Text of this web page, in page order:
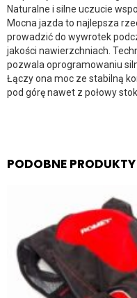
Naturalne i silne uczucie
Mocna jazda to najlepsza
prowadzić do wywrotek
jakości nawierzchniach.
pozwala oprogramowaniu
Łączy ona moc ze stabilną
pod górę nawet z połowy
PODOBNE PRODUKTY